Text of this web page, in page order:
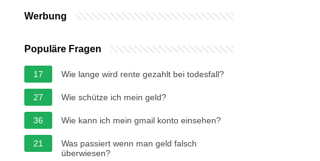
Werbung
Populäre Fragen
17 Wie lange wird rente gezahlt bei todesfall?
27 Wie schütze ich mein geld?
36 Wie kann ich mein gmail konto einsehen?
21
Was passiert wenn man geld falsch
überwiesen?